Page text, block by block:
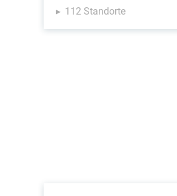
112 Standorte